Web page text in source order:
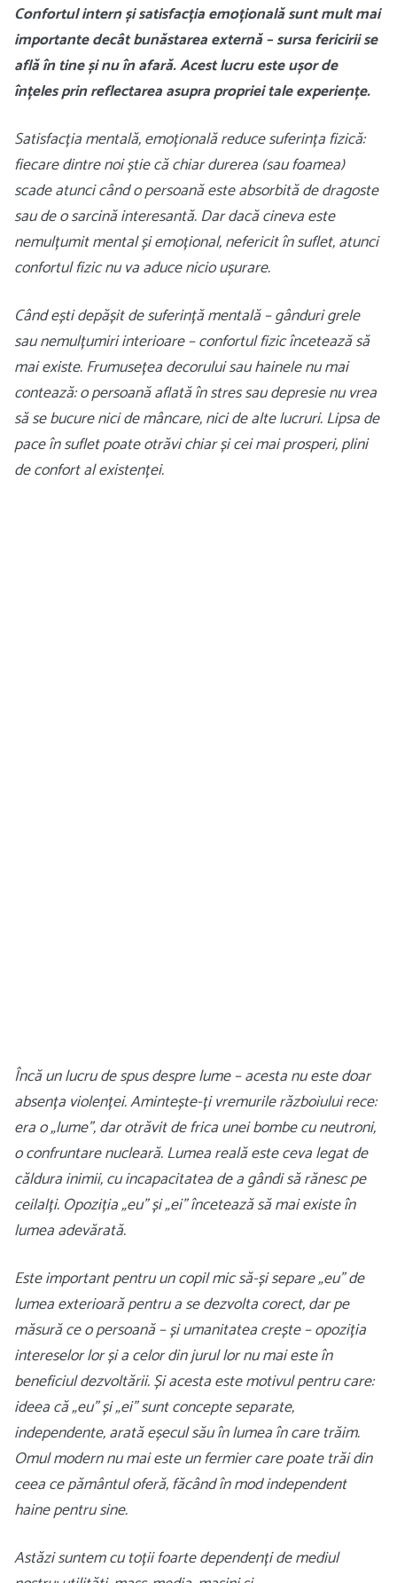
Confortul intern și satisfacția emoțională sunt mult mai
importante decât bunăstarea externă – sursa fericirii se
află în tine și nu în afară. Acest lucru este ușor de
înțeles prin reflectarea asupra propriei tale experiențe.
Satisfacția mentală, emoțională reduce suferința fizică:
fiecare dintre noi știe că chiar durerea (sau foamea)
scade atunci când o persoană este absorbită de dragoste
sau de o sarcină interesantă. Dar dacă cineva este
nemulțumit mental și emoțional, nefericit în suflet, atunci
confortul fizic nu va aduce nicio ușurare.
Când ești depășit de suferință mentală – gânduri grele
sau nemulțumiri interioare – confortul fizic încetează să
mai existe. Frumusețea decorului sau hainele nu mai
contează: o persoană aflată în stres sau depresie nu vrea
să se bucure nici de mâncare, nici de alte lucruri. Lipsa de
pace în suflet poate otrăvi chiar și cei mai prosperi, plini
de confort al existenței.
Încă un lucru de spus despre lume – acesta nu este doar
absența violenței. Amintește-ți vremurile războiului rece:
era o „lume”, dar otrăvit de frica unei bombe cu neutroni,
o confruntare nucleară. Lumea reală este ceva legat de
căldura inimii, cu incapacitatea de a gândi să rănesc pe
ceilalți. Opoziția „eu” și „ei” încetează să mai existe în
lumea adevărată.
Este important pentru un copil mic să-și separe „eu” de
lumea exterioară pentru a se dezvolta corect, dar pe
măsură ce o persoană – și umanitatea crește – opoziția
intereselor lor și a celor din jurul lor nu mai este în
beneficiul dezvoltării. Și acesta este motivul pentru care:
ideea că „eu” și „ei” sunt concepte separate,
independente, arată eșecul său în lumea în care trăim.
Omul modern nu mai este un fermier care poate trăi din
ceea ce pământul oferă, făcând în mod independent
haine pentru sine.
Astăzi suntem cu toții foarte dependenți de mediul